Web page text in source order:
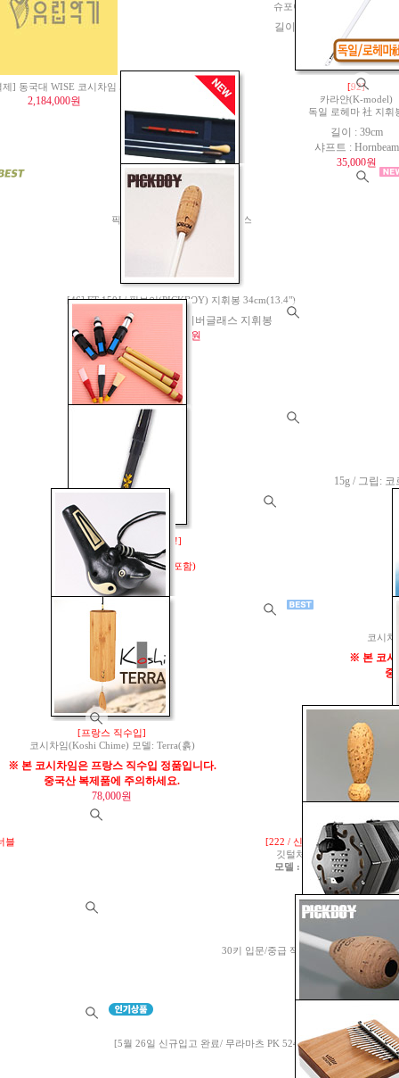
슬라이드휘슬 25cm
22,000원
슈포어(Spohr) / 독일 로헤마
길이: 36.5cm 샤프트:
40,000원
] 동국대 WISE 코시차임 세트
2,184,000원
[92]
카라얀(K-model)
독일 로헤마 社 지휘
길이 : 39cm
샤프트 : Hornbeam
35,000원
픽보이(PICKBOY)지휘봉 케이스
HC-90(38cm; 15"지휘봉)
150,000원
[46] FT-150J / 픽보이(PICKBOY) 지휘봉 34cm(13.4")
Firberglass Baton - 화이버글래스 지휘봉
45,000원
백파이프용 리드 모음 No.1
(챈터리드 / 드론리드)
4,000원
15g / 그립:
[재입고완료 / 인기짱!!!]
리어(Lir) 휘슬
블랙 하이 D키 (선물상자 포함)
20,000원
[마지막 1개 남음]
복을주는
까치 오카리나
25,000원
코시
※ 본 코시
중
[프랑스 직수입]
코시차임(Koshi Chime) 모델: Terra(흙)
※ 본 코시차임은 프랑스 직수입 정품입니다.
중국산 복제품에 주의하세요.
78,000원
NC-A /
블
[222 / 신상품 8월 중순 입고예
깃털처럼 가벼운 Premium
모델 : 스포르잔도
70,000원
[7/20 입고 완료]
30키 입문/중급 잭키 잉글리쉬 콘서티나
음역대: G3 ~
950,000원
[79]
[5월 26일 신규입고 완료/ 무라마츠 PK 524와 동일/ FT-
샤프트